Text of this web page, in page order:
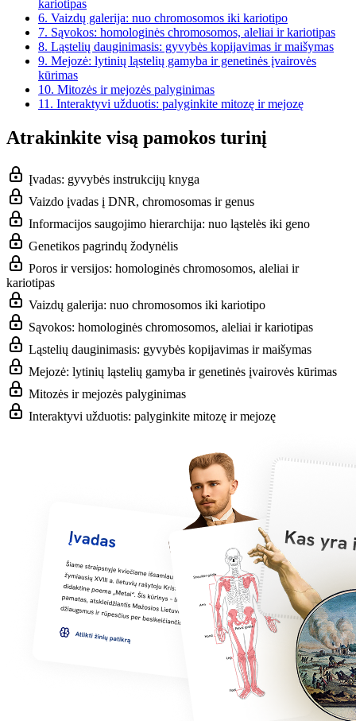
kariotipas
6. Vaizdų galerija: nuo chromosomos iki kariotipo
7. Sąvokos: homologinės chromosomos, aleliai ir kariotipas
8. Ląstelių dauginimasis: gyvybės kopijavimas ir maišymas
9. Mejozė: lytinių ląstelių gamyba ir genetinės įvairovės
kūrimas
10. Mitozės ir mejozės palyginimas
11. Interaktyvi užduotis: palyginkite mitozę ir mejozę
Atrakinkite visą pamokos turinį
Įvadas: gyvybės instrukcijų knyga
Vaizdo įvadas į DNR, chromosomas ir genus
Informacijos saugojimo hierarchija: nuo ląstelės iki geno
Genetikos pagrindų žodynėlis
Poros ir versijos: homologinės chromosomos, aleliai ir
kariotipas
Vaizdų galerija: nuo chromosomos iki kariotipo
Sąvokos: homologinės chromosomos, aleliai ir kariotipas
Ląstelių dauginimasis: gyvybės kopijavimas ir maišymas
Mejozė: lytinių ląstelių gamyba ir genetinės įvairovės kūrimas
Mitozės ir mejozės palyginimas
Interaktyvi užduotis: palyginkite mitozę ir mejozę